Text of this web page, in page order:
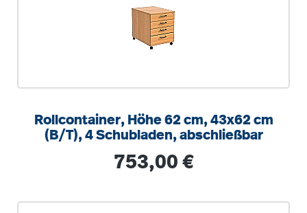
Rollcontainer, Höhe 62 cm, 43x62 cm
(B/T), 4 Schubladen, abschließbar
Regulärer Preis:
753,00 €